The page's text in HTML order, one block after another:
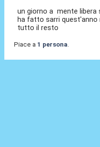
un giorno a mente libera
ha fatto sarri quest'anno
tutto il resto
Piace a 1 persona.